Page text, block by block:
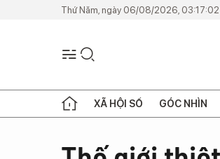
Thứ Năm, ngày 06/08/2026, 03:17:02
XÃ HỘI SỐ GÓC NHÌN